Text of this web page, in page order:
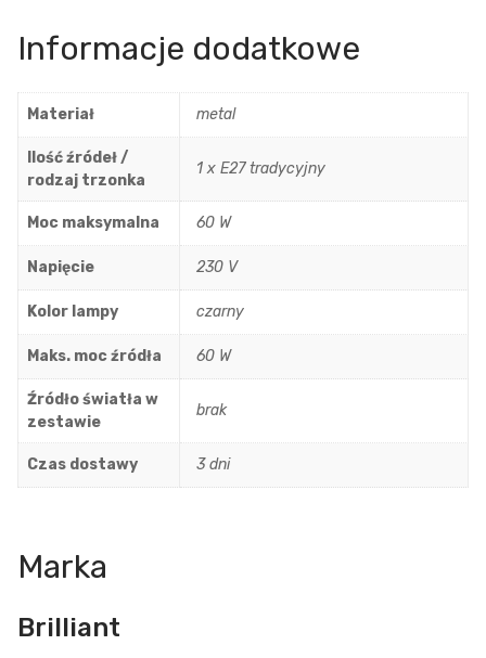
Informacje dodatkowe
Materiał metal
Ilość źródeł /
rodzaj trzonka
1 x E27 tradycyjny
Moc maksymalna 60 W
Napięcie 230 V
Kolor lampy czarny
Maks. moc źródła 60 W
Źródło światła w
zestawie
brak
Czas dostawy 3 dni
Marka
Brilliant